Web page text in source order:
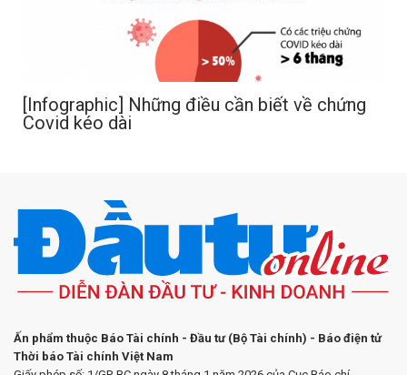
[Infographic] Những điều cần biết về chứng
Covid kéo dài
Ấn phẩm thuộc Báo Tài chính - Đầu tư (Bộ Tài chính) - Báo điện tử
Thời báo Tài chính Việt Nam